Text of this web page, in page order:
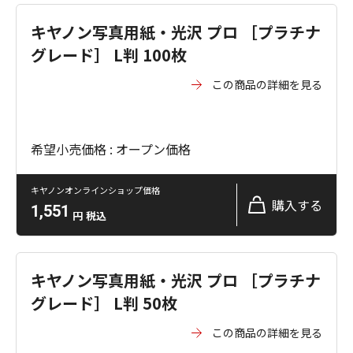
キヤノン写真用紙・光沢 プロ ［プラチナ
グレード］ L判 100枚
この商品の詳細を見る
希望小売価格 : オープン価格
キヤノンオンラインショップ価格
1,551 円 税込
購入する
キヤノン写真用紙・光沢 プロ ［プラチナ
グレード］ L判 50枚
この商品の詳細を見る